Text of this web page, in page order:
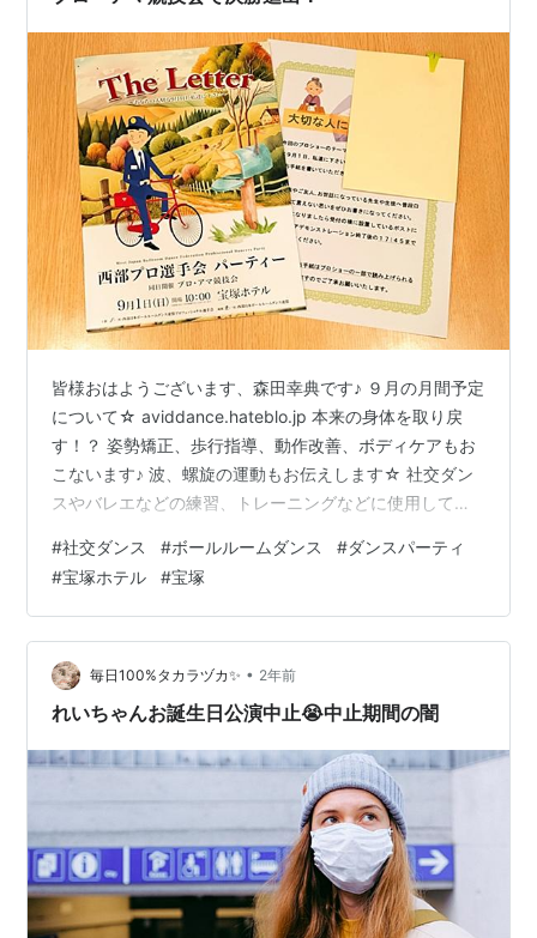
皆様おはようございます、森田幸典です♪ ９月の月間予定
について☆ aviddance.hateblo.jp 本来の身体を取り戻
す！？ 姿勢矯正、歩行指導、動作改善、ボディケアもお
こないます♪ 波、螺旋の運動もお伝えします☆ 社交ダン
スやバレエなどの練習、トレーニングなどに使用してい
ります♪ ※1時間600円～ 『社交ダンス人気ブログランキ
ング』は皆様の応援が頼りです！ 励みになりますので、
一日一回こちらのバナーをクリックして応援お願いいた
しますm(_ _)m 今朝の自宅の室温はこちら ↓ 家中の窓を
開け放った状態で２５．５℃！ ちょっと湿度が高…
#社交ダンス #ボールルームダンス #ダンスパーティ
#宝塚ホテル #宝塚
毎日100%タカラヅカ✨ • 2年前
れいちゃんお誕生日公演中止😭中止期間の闇